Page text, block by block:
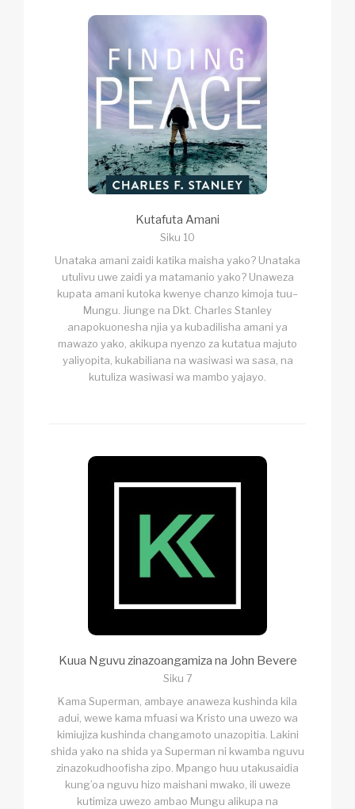
Kutafuta Amani
Siku 10
Unataka amani zaidi katika maisha yako? Unataka
utulivu uwe zaidi ya matamanio yako? Unaweza
kupata amani kutoka kwenye chanzo kimoja tuu–
Mungu. Jiunge na Dkt. Charles Stanley
anapokuonesha njia ya kubadilisha amani ya
mawazo yako, akikupa nyenzo za kutatua majuto
yaliyopita, kukabiliana na wasiwasi wa sasa, na
kutuliza wasiwasi wa mambo yajayo.
Kuua Nguvu zinazoangamiza na John Bevere
Siku 7
Kama Superman, ambaye anaweza kushinda kila
adui, wewe kama mfuasi wa Kristo una uwezo wa
kimiujiza kushinda changamoto unazopitia. Lakini
shida yako na shida ya Superman ni kwamba nguvu
zinazokudhoofisha zipo. Mpango huu utakusaidia
kung’oa nguvu hizo maishani mwako, ili uweze
kutimiza uwezo ambao Mungu alikupa na